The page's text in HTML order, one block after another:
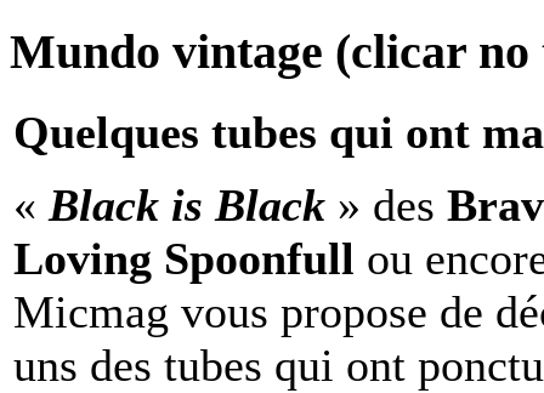
Mundo vintage (clicar
Quelques tubes qui ont
« Black is Black » des
Loving Spoonfull ou
Micmag vous propose de
uns des tubes qui ont